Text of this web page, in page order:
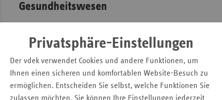
Privatsphäre-Einstellungen
Der vdek verwendet Cookies und andere Funktionen, um
Ihnen einen sicheren und komfortablen Website-Besuch zu
ermöglichen. Entscheiden Sie selbst, welche Funktionen Sie
zulassen möchten. Sie können Ihre Einstellungen jederzeit
Gesundheitswesen
vielen Ärztinnen und Ärzte, Krankenhausbeschäftigen und
Pflegekräfte sehr, die derzeit in der Versorgung unter
Corona-Bedingungen hervorragende Arbeit leisten und
dankt ihnen dafür. „Unser Dank geht auch an alle
Vertragspartner und Leistungserbringer, mit denen wir
momentan die Rahmenbedingungen zur Sicherung der